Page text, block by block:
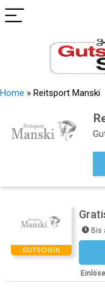
Home » Reitsport Manski
GUTSCHEIN
Bis